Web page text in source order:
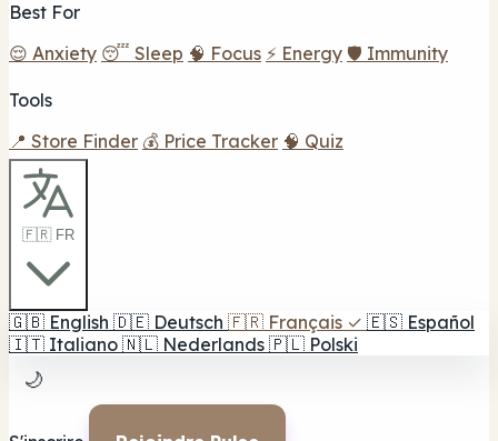
Best For
😌 Anxiety 😴 Sleep 🧠 Focus ⚡ Energy 🛡️ Immunity
Tools
📍 Store Finder 💰 Price Tracker 🧠 Quiz
🇫🇷 FR
🇬🇧 English 🇩🇪 Deutsch 🇫🇷 Français ✓ 🇪🇸 Español
🇮🇹 Italiano 🇳🇱 Nederlands 🇵🇱 Polski
🌙